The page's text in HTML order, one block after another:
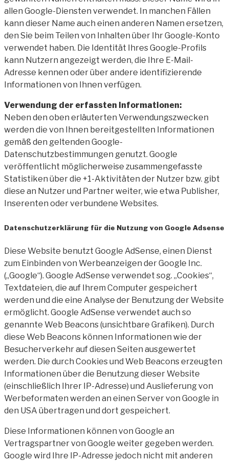
allen Google-Diensten verwendet. In manchen Fällen
kann dieser Name auch einen anderen Namen ersetzen,
den Sie beim Teilen von Inhalten über Ihr Google-Konto
verwendet haben. Die Identität Ihres Google-Profils
kann Nutzern angezeigt werden, die Ihre E-Mail-
Adresse kennen oder über andere identifizierende
Informationen von Ihnen verfügen.
Verwendung der erfassten Informationen:
Neben den oben erläuterten Verwendungszwecken
werden die von Ihnen bereitgestellten Informationen
gemäß den geltenden Google-
Datenschutzbestimmungen genutzt. Google
veröffentlicht möglicherweise zusammengefasste
Statistiken über die +1-Aktivitäten der Nutzer bzw. gibt
diese an Nutzer und Partner weiter, wie etwa Publisher,
Inserenten oder verbundene Websites.
Datenschutzerklärung für die Nutzung von Google Adsense
Diese Website benutzt Google AdSense, einen Dienst
zum Einbinden von Werbeanzeigen der Google Inc.
(„Google“). Google AdSense verwendet sog. „Cookies“,
Textdateien, die auf Ihrem Computer gespeichert
werden und die eine Analyse der Benutzung der Website
ermöglicht. Google AdSense verwendet auch so
genannte Web Beacons (unsichtbare Grafiken). Durch
diese Web Beacons können Informationen wie der
Besucherverkehr auf diesen Seiten ausgewertet
werden. Die durch Cookies und Web Beacons erzeugten
Informationen über die Benutzung dieser Website
(einschließlich Ihrer IP-Adresse) und Auslieferung von
Werbeformaten werden an einen Server von Google in
den USA übertragen und dort gespeichert.
Diese Informationen können von Google an
Vertragspartner von Google weiter gegeben werden.
Google wird Ihre IP-Adresse jedoch nicht mit anderen